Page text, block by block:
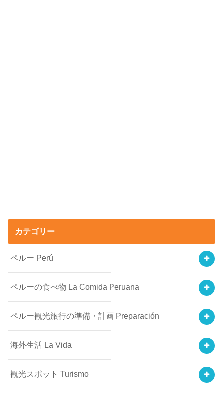
カテゴリー
ペルー Perú
ペルーの食べ物 La Comida Peruana
ペルー観光旅行の準備・計画 Preparación
海外生活 La Vida
観光スポット Turismo